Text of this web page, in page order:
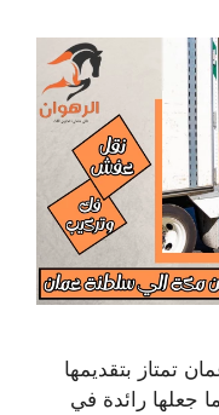
تمتاز بتقديمها
رائدة في